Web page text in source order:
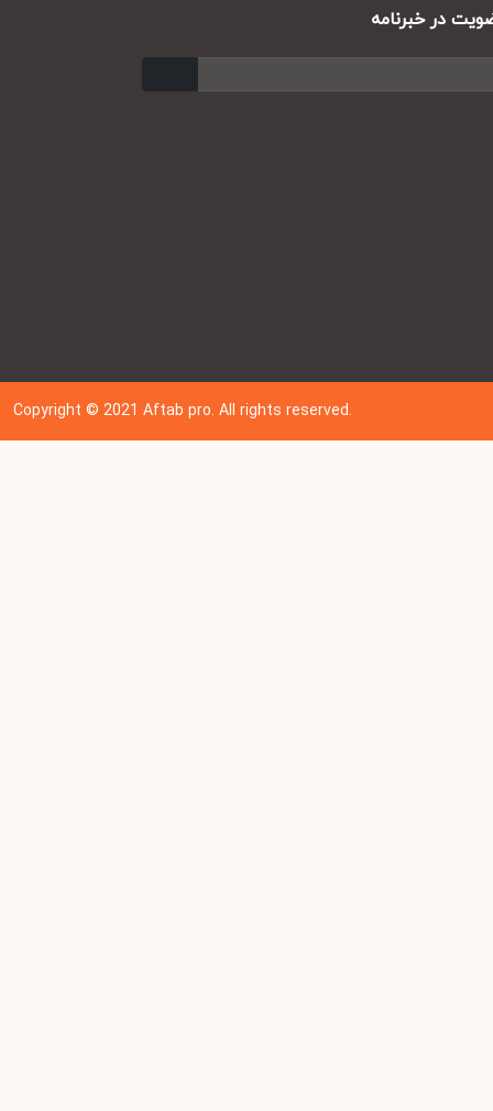
در خبرنامه
Copyright © 202 1Aftab pro. All rights reserved.